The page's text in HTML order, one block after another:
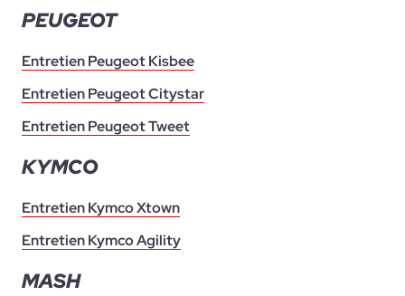
PEUGEOT
Entretien Peugeot Kisbee
Entretien Peugeot Citystar
Entretien Peugeot Tweet
KYMCO
Entretien Kymco Xtown
Entretien Kymco Agility
MASH